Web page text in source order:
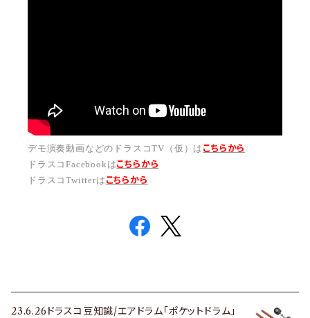
デモ演奏動画などのドラスコTV（仮）は こちらから
ドラスコFacebookはこちらから
ドラスコTwitterは こちらから
23.6.26ドラスコ豆知識/エアドラム「ポケットドラム」